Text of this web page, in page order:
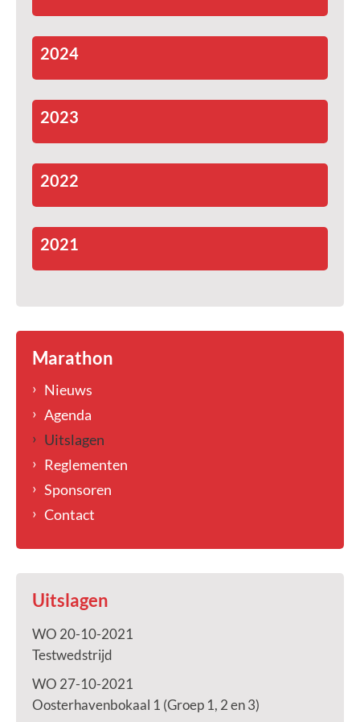
2024
2023
2022
2021
Marathon
Nieuws
Agenda
Uitslagen
Reglementen
Sponsoren
Contact
Uitslagen
WO 20-10-2021
Testwedstrijd
WO 27-10-2021
Oosterhavenbokaal 1 (Groep 1, 2 en 3)